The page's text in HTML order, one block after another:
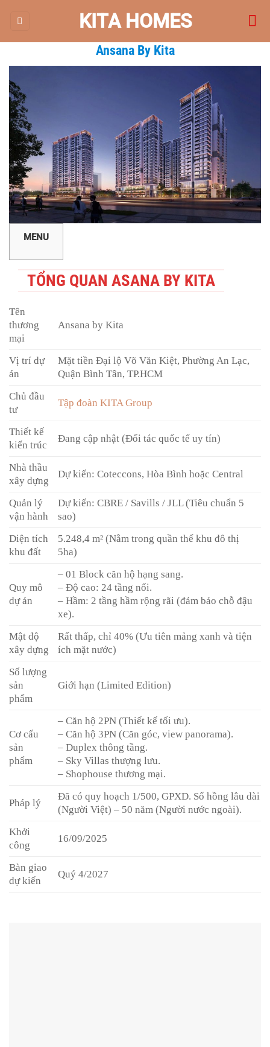
KITA HOMES
Ansana By Kita
MENU
TỔNG QUAN ASANA BY KITA
Tên
thương
mại
Ansana by Kita
Vị trí dự
án
Mặt tiền Đại lộ Võ Văn Kiệt, Phường An Lạc,
Quận Bình Tân, TP.HCM
Chủ đầu
tư
Tập đoàn KITA Group
Thiết kế
kiến trúc
Đang cập nhật (Đối tác quốc tế uy tín)
Nhà thầu
xây dựng
Dự kiến: Coteccons, Hòa Bình hoặc Central
Quản lý
vận hành
Dự kiến: CBRE / Savills / JLL (Tiêu chuẩn 5
sao)
Diện tích
khu đất
5.248,4 m² (Nằm trong quần thể khu đô thị
5ha)
Quy mô
dự án
– 01 Block căn hộ hạng sang.
– Độ cao: 24 tầng nổi.
– Hầm: 2 tầng hầm rộng rãi (đảm bảo chỗ đậu
xe).
Mật độ
xây dựng
Rất thấp, chỉ 40% (Ưu tiên mảng xanh và tiện
ích mặt nước)
Số lượng
sản
phẩm
Giới hạn (Limited Edition)
Cơ cấu
sản
phẩm
– Căn hộ 2PN (Thiết kế tối ưu).
– Căn hộ 3PN (Căn góc, view panorama).
– Duplex thông tầng.
– Sky Villas thượng lưu.
– Shophouse thương mại.
Pháp lý
Đã có quy hoạch 1/500, GPXD. Sổ hồng lâu dài
(Người Việt) – 50 năm (Người nước ngoài).
Khởi
công
16/09/2025
Bàn giao
dự kiến
Quý 4/2027